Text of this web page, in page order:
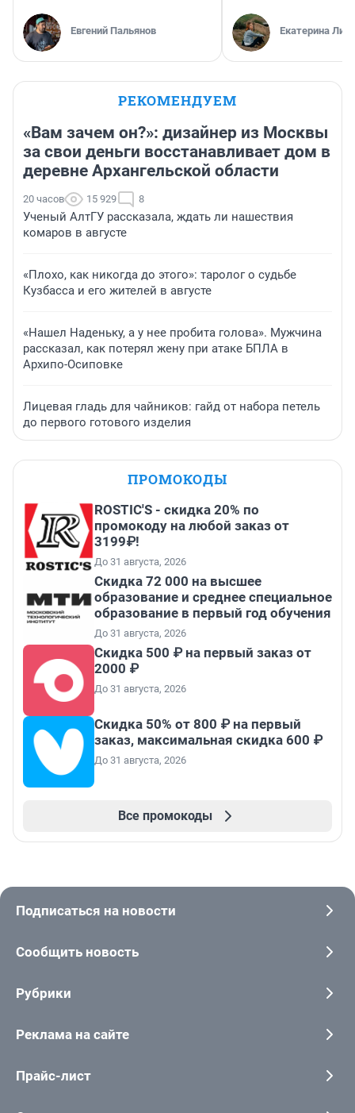
Евгений Пальянов Екатерина
РЕКОМЕНДУЕМ
«Вам зачем он?»: дизайнер из Москвы
за свои деньги восстанавливает дом в
деревне Архангельской области
20 часов 15 929 8
Ученый АлтГУ рассказала, ждать ли нашествия
комаров в августе
«Плохо, как никогда до этого»: таролог о судьбе
Кузбасса и его жителей в августе
«Нашел Наденьку, а у нее пробита голова». Мужчина
рассказал, как потерял жену при атаке БПЛА в
Архипо-Осиповке
Лицевая гладь для чайников: гайд от набора петель
до первого готового изделия
ПРОМОКОДЫ
ROSTIC'S - скидка 20% по
промокоду на любой заказ от
3199₽!
До 31 августа, 2026
Скидка 72 000 на высшее
образование и среднее специальное
образование в первый год обучения
До 31 августа, 2026
Скидка 500 ₽ на первый заказ от
2000 ₽
До 31 августа, 2026
Скидка 50% от 800 ₽ на первый
заказ, максимальная скидка 600 ₽
До 31 августа, 2026
Все промокоды
Подписаться на новости
Сообщить новость
Рубрики
Реклама на сайте
Прайс-лист